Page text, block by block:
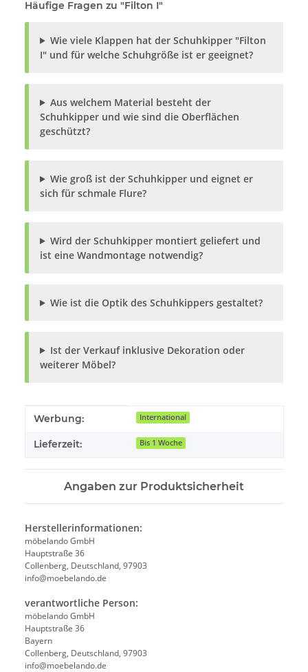
Häufige Fragen zu "Filton I"
Wie viele Klappen hat der Schuhkipper "Filton
I" und für welche Schuhgröße ist er geeignet?
Aus welchem Material besteht der
Schuhkipper und wie sind die Oberflächen
geschützt?
Wie groß ist der Schuhkipper und eignet er
sich für schmale Flure?
Wird der Schuhkipper montiert geliefert und
ist eine Wandmontage notwendig?
Wie ist die Optik des Schuhkippers gestaltet?
Ist der Verkauf inklusive Dekoration oder
weiterer Möbel?
Produkteigenschaft
Wert
Werbung: International
Lieferzeit: Bis 1 Woche
Angaben zur Produktsicherheit
Herstellerinformationen:
möbelando GmbH
Hauptstraße 36
Collenberg, Deutschland, 97903
info@moebelando.de
verantwortliche Person:
möbelando GmbH
Hauptstraße 36
Bayern
Collenberg, Deutschland, 97903
info@moebelando.de